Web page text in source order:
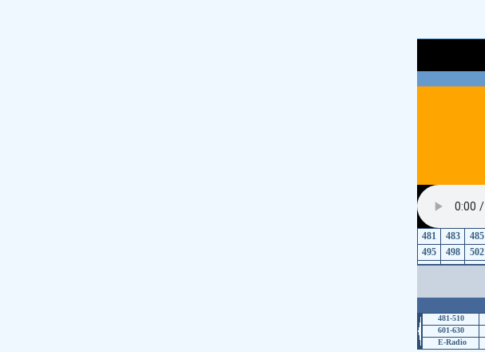
481 483 485
495
498 502
481-510
601-630
E-Radio